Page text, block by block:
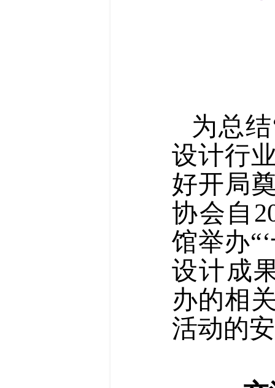
为总
设计行
好开局
协会自
馆举办
设计成
办的相
活动的